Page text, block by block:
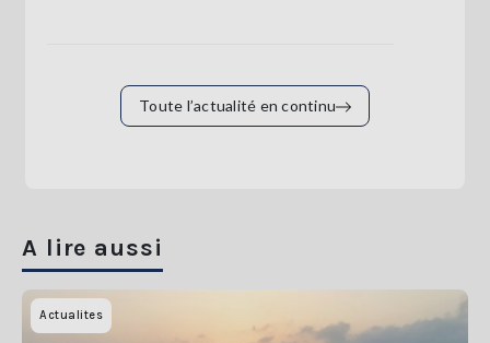
Toute l’actualité en continu
A lire aussi
Actualites